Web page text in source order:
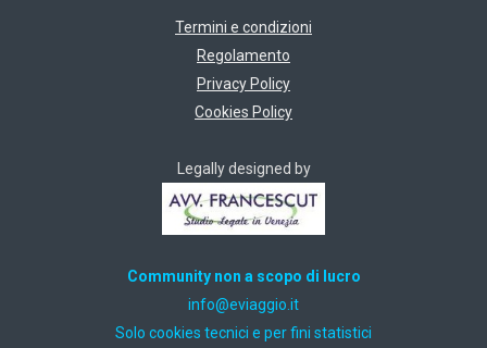
Termini e condizioni
Regolamento
Privacy Policy
Cookies Policy
Legally designed by
Community non a scopo di lucro
ti.oiggaive@ofni
Solo cookies tecnici e per fini statistici